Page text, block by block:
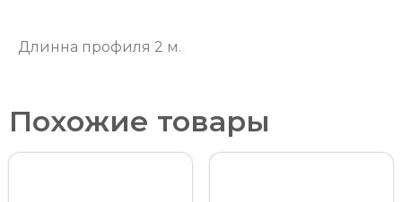
Длинна профиля 2 м.
Похожие товары